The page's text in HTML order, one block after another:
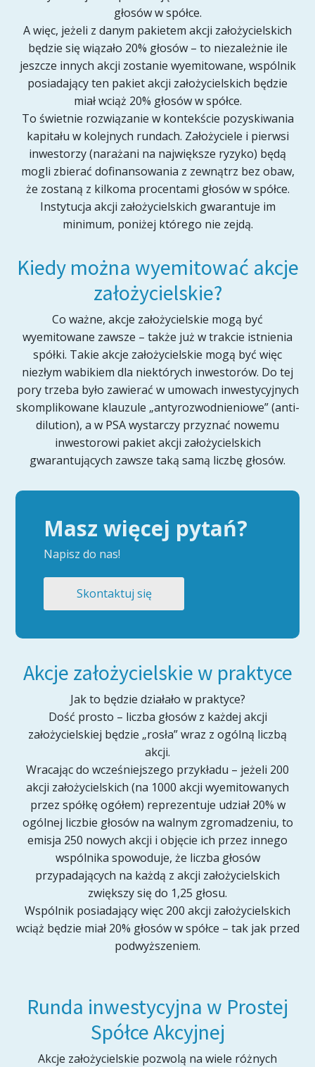
głosów w spółce.
A więc, jeżeli z danym pakietem akcji założycielskich
będzie się wiązało 20% głosów – to niezależnie ile
jeszcze innych akcji zostanie wyemitowane, wspólnik
posiadający ten pakiet akcji założycielskich będzie
miał wciąż 20% głosów w spółce.
To świetnie rozwiązanie w kontekście pozyskiwania
kapitału w kolejnych rundach. Założyciele i pierwsi
inwestorzy (narażani na największe ryzyko) będą
mogli zbierać dofinansowania z zewnątrz bez obaw,
że zostaną z kilkoma procentami głosów w spółce.
Instytucja akcji założycielskich gwarantuje im
minimum, poniżej którego nie zejdą.
Kiedy można wyemitować akcje
założycielskie?
Co ważne, akcje założycielskie mogą być
wyemitowane zawsze – także już w trakcie istnienia
spółki. Takie akcje założycielskie mogą być więc
niezłym wabikiem dla niektórych inwestorów. Do tej
pory trzeba było zawierać w umowach inwestycyjnych
skomplikowane klauzule „antyrozwodnieniowe” (anti-
dilution), a w PSA wystarczy przyznać nowemu
inwestorowi pakiet akcji założycielskich
gwarantujących zawsze taką samą liczbę głosów.
Masz więcej pytań?
Napisz do nas!
Skontaktuj się
Akcje założycielskie w praktyce
Jak to będzie działało w praktyce?
Dość prosto – liczba głosów z każdej akcji
założycielskiej będzie „rosła” wraz z ogólną liczbą
akcji.
Wracając do wcześniejszego przykładu – jeżeli 200
akcji założycielskich (na 1000 akcji wyemitowanych
przez spółkę ogółem) reprezentuje udział 20% w
ogólnej liczbie głosów na walnym zgromadzeniu, to
emisja 250 nowych akcji i objęcie ich przez innego
wspólnika spowoduje, że liczba głosów
przypadających na każdą z akcji założycielskich
zwiększy się do 1,25 głosu.
Wspólnik posiadający więc 200 akcji założycielskich
wciąż będzie miał 20% głosów w spółce – tak jak przed
podwyższeniem.
Runda inwestycyjna w Prostej
Spółce Akcyjnej
Akcje założycielskie pozwolą na wiele różnych